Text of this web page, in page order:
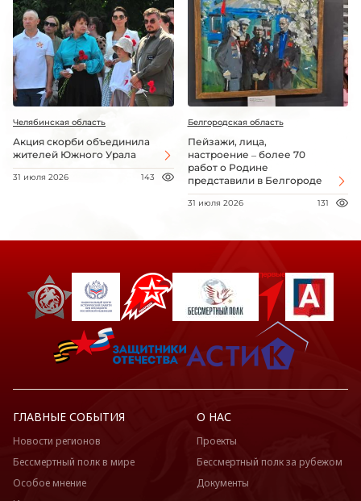
Челябинская область
Акция скорби объединила
жителей Южного Урала
31 июля 2026 143
Белгородская область
Пейзажи, лица,
настроение – более 70
работ о Родине
представили в Белгороде
31 июля 2026 131
ГЛАВНЫЕ СОБЫТИЯ
Новости регионов
Бессмертный полк в мире
Особое мнение
О НАС
Проекты
Бессмертный полк за рубежом
Документы